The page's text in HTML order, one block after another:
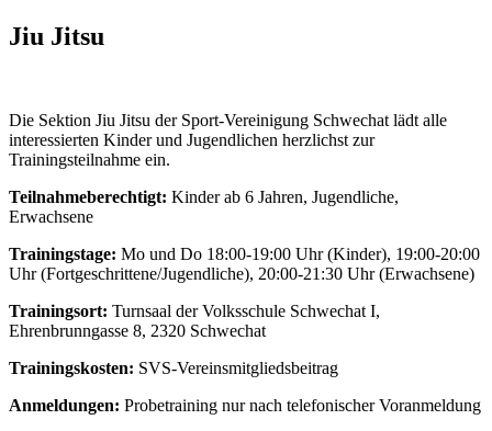
Jiu Jitsu
Die Sektion Jiu Jitsu der Sport-Vereinigung Schwechat lädt alle
interessierten Kinder und Jugendlichen herzlichst zur
Trainingsteilnahme ein.
Teilnahmeberechtigt: Kinder ab 6 Jahren, Jugendliche,
Erwachsene
Trainingstage: Mo und Do 18:00-19:00 Uhr (Kinder), 19:00-20:00
Uhr (Fortgeschrittene/Jugendliche), 20:00-21:30 Uhr (Erwachsene)
Trainingsort: Turnsaal der Volksschule Schwechat I,
Ehrenbrunngasse 8, 2320 Schwechat
Trainingskosten: SVS-Vereinsmitgliedsbeitrag
Anmeldungen: Probetraining nur nach telefonischer Voranmeldung